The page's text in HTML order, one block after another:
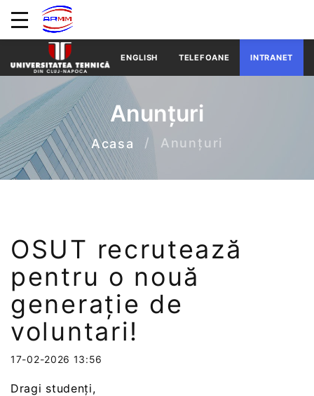
ENGLISH TELEFOANE INTRANET
Anunțuri
Acasa Anunțuri
OSUT recrutează
pentru o nouă
generație de
voluntari!
17-02-2026 13:56
Dragi studenți,